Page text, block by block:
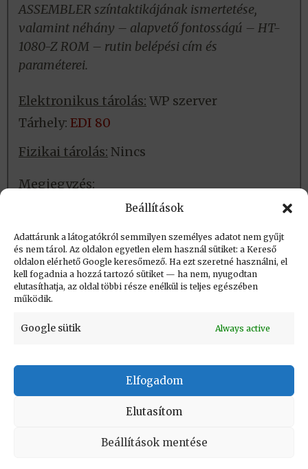
Beállítások
Adattárunk a látogatókról semmilyen személyes adatot nem gyűjt
és nem tárol. Az oldalon egyetlen elem használ sütiket: a Kereső
oldalon elérhető Google keresőmező. Ha ezt szeretné használni, el
kell fogadnia a hozzá tartozó sütiket — ha nem, nyugodtan
elutasíthatja, az oldal többi része enélkül is teljes egészében
működik.
Google sütik Always active
Elfogadom
Elutasítom
Beállítások mentése
ASSEMBLER színtaktikájának ismertetése,
valamint néhány – alapvető fontosságú – HT-
1080-Z ROM – rutin belépési cím és
paraméterei.
Elektronikus tárolás: WP szerver
Tárhely: EDI 80
Fizikai tárolás: Nincs
Megjegyzés:
KKVMF – Kandó Kálmán Villamosipari
Létrehozva: 2023.05.16. 09:44
Utolsó módosítás: 2023.09.01. 20:48
Impresszum
Adatvédelmi tájékoztató
Vissza a lap tetejére